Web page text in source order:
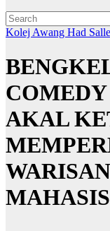
Kolej Awang Had
AKAL